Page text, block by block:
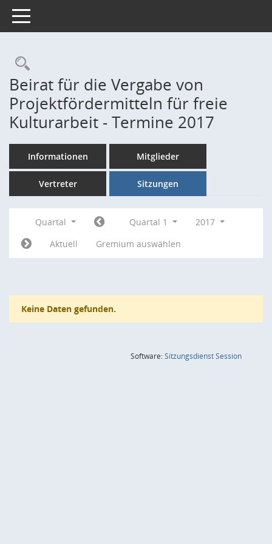
Toggle navigation
Rechercheauswahl
Beirat für die Vergabe von
Projektfördermitteln für freie
Kulturarbeit - Termine 2017
Informationen Mitglieder
Vertreter Sitzungen
Quartal Quartal 1
2017
Aktuell
Gremium auswählen
Keine Daten gefunden.
Software:SitzungsdienstSession(Wird in